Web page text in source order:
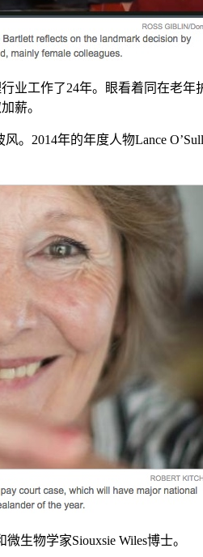
业工作了24年。眼看着同在老
薪。
。2014年的年度人物Lance
生物学家Siouxsie Wiles博士。